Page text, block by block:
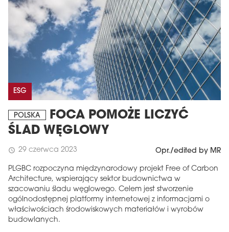
ESG
POLSKA
FOCA POMOŻE LICZYĆ
ŚLAD WĘGLOWY
schedule 29 czerwca 2023 Opr./edited by MR
PLGBC rozpoczyna międzynarodowy projekt Free of Carbon
Architecture, wspierający sektor budownictwa w
szacowaniu śladu węglowego. Celem jest stworzenie
ogólnodostępnej platformy internetowej z informacjami o
właściwościach środowiskowych materiałów i wyrobów
budowlanych.